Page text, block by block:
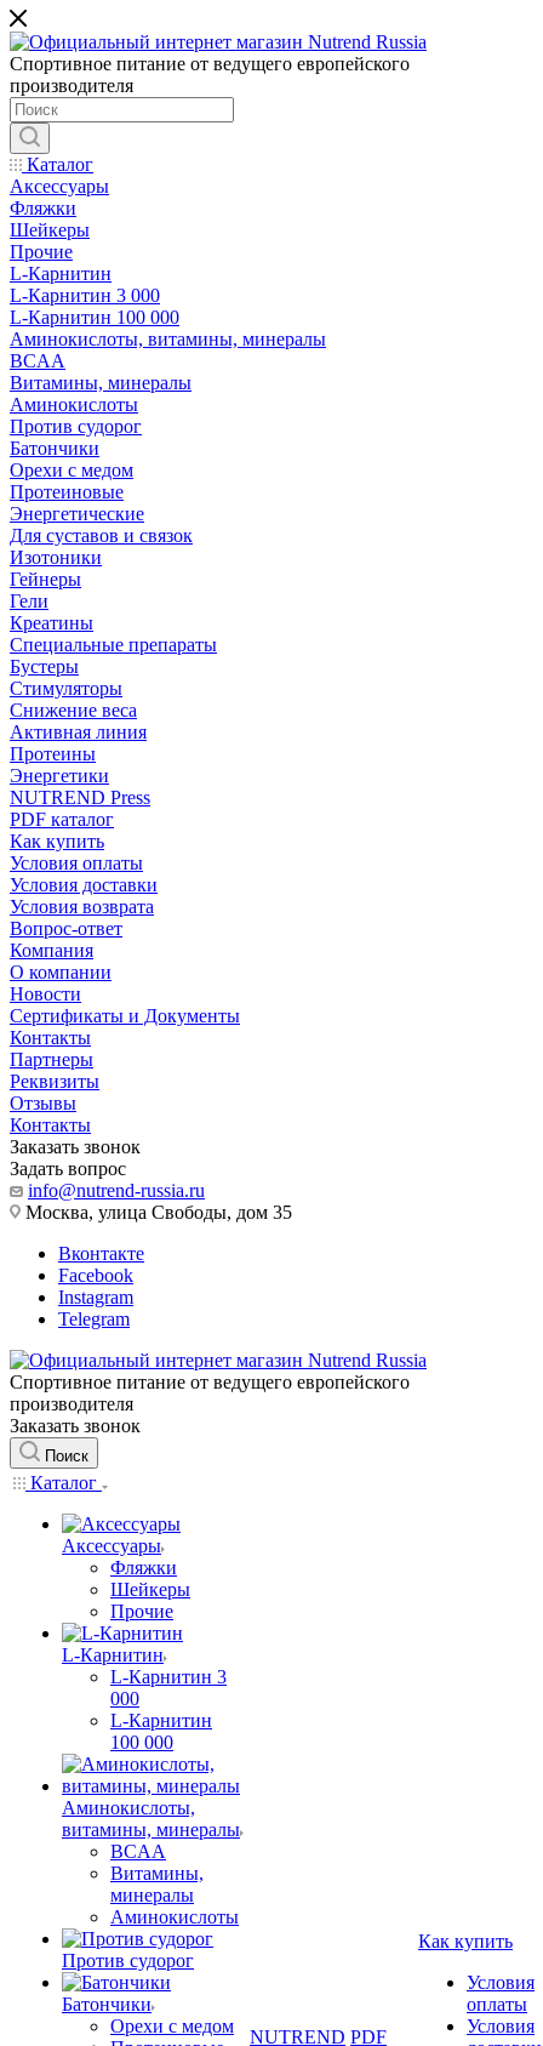
Спортивное питание от ведущего европейского
производителя
Каталог
Аксессуары
Фляжки
Шейкеры
Прочие
L-Карнитин
L-Карнитин 3 000
L-Карнитин 100 000
Аминокислоты, витамины, минералы
BCAA
Витамины, минералы
Аминокислоты
Против судорог
Батончики
Орехи с медом
Протеиновые
Энергетические
Для суставов и связок
Изотоники
Гейнеры
Гели
Креатины
Специальные препараты
Бустеры
Стимуляторы
Снижение веса
Активная линия
Протеины
Энергетики
NUTREND Press
PDF каталог
Как купить
Условия оплаты
Условия доставки
Условия возврата
Вопрос-ответ
Компания
О компании
Новости
Сертификаты и Документы
Контакты
Партнеры
Реквизиты
Отзывы
Контакты
Заказать звонок
Задать вопрос
info@nutrend-russia.ru
Москва, улица Свободы, дом 35
Вконтакте
Facebook
Instagram
Telegram
Спортивное питание от ведущего европейского
производителя
Заказать звонок
Поиск
Каталог
Аксессуары
Фляжки
Шейкеры
Прочие
L-Карнитин
L-Карнитин 3
000
L-Карнитин
100 000
Аминокислоты,
витамины, минералы
BCAA
Витамины,
минералы
Аминокислоты
Против судорог
Батончики
Орехи с медом
NUTREND PDF
Как купить
Условия
оплаты
Условия